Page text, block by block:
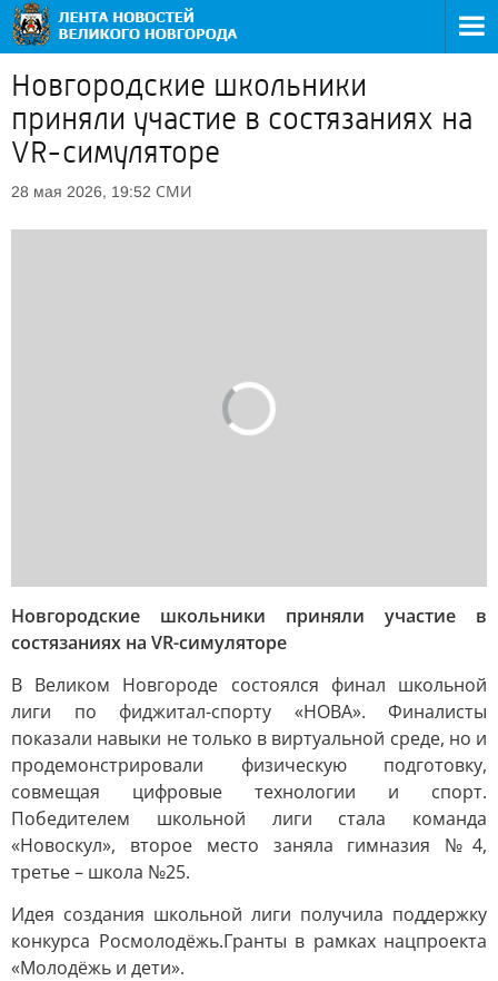
Новгородские школьники
приняли участие в состязаниях на
VR-симуляторе
28 мая 2026, 19:52 СМИ
Новгородские школьники приняли участие в
состязаниях на VR-симуляторе
В Великом Новгороде состоялся финал школьной
лиги по фиджитал-спорту «НОВА». Финалисты
показали навыки не только в виртуальной среде, но и
продемонстрировали физическую подготовку,
совмещая цифровые технологии и спорт.
Победителем школьной лиги стала команда
«Новоскул», второе место заняла гимназия №4,
третье – школа №25.
Идея создания школьной лиги получила поддержку
конкурса Росмолодёжь.Гранты в рамках нацпроекта
«Молодёжь и дети».